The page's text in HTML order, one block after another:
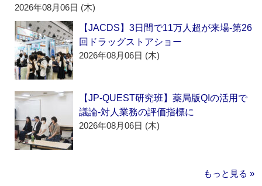
2026年08月06日 (木)
【JACDS】3日間で11万人超が来場‐第26
回ドラッグストアショー
2026年08月06日 (木)
【JP-QUEST研究班】薬局版QIの活用で
議論‐対人業務の評価指標に
2026年08月06日 (木)
もっと見る »